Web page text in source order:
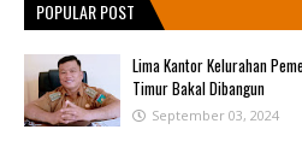
POPULAR POST
Lima Kantor Kelurahan
Timur Bakal Dibangun
September 03, 2024